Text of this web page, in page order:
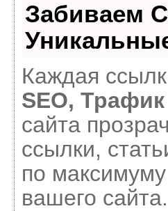
Забиваем
Каждая
SEO, Трафик
сайта
ссылки,
по
вашего сайта.